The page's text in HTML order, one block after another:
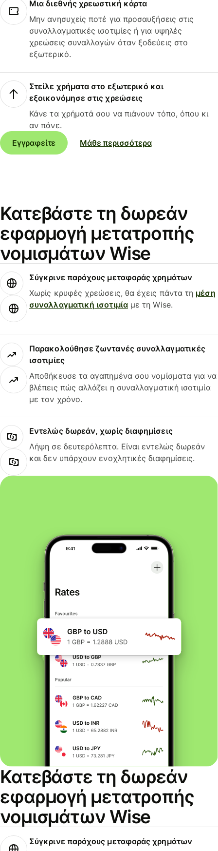
Μια διεθνής χρεωστική κάρτα
Μην ανησυχείς ποτέ για προσαυξήσεις στις
συναλλαγματικές ισοτιμίες ή για υψηλές
χρεώσεις συναλλαγών όταν ξοδεύεις στο
εξωτερικό.
Στείλε χρήματα στο εξωτερικό και
εξοικονόμησε στις χρεώσεις
Κάνε τα χρήματά σου να πιάνουν τόπο, όπου κι
αν πάνε.
Εγγραφείτε
Μάθε περισσότερα
Κατεβάστε τη δωρεάν
εφαρμογή μετατροπής
νομισμάτων Wise
Σύγκρινε παρόχους μεταφοράς χρημάτων
Χωρίς κρυφές χρεώσεις, θα έχεις πάντα τη μέση
συναλλαγματική ισοτιμίαμε τη Wise.
Παρακολούθησε ζωντανές συναλλαγματικές
ισοτιμίες
Αποθήκευσε τα αγαπημένα σου νομίσματα για να
βλέπεις πώς αλλάζει η συναλλαγματική ισοτιμία
με τον χρόνο.
Εντελώς δωρεάν, χωρίς διαφημίσεις
Λήψη σε δευτερόλεπτα. Είναι εντελώς δωρεάν
και δεν υπάρχουν ενοχλητικές διαφημίσεις.
Κατεβάστε τη δωρεάν
εφαρμογή μετατροπής
νομισμάτων Wise
Σύγκρινε παρόχους μεταφοράς χρημάτων